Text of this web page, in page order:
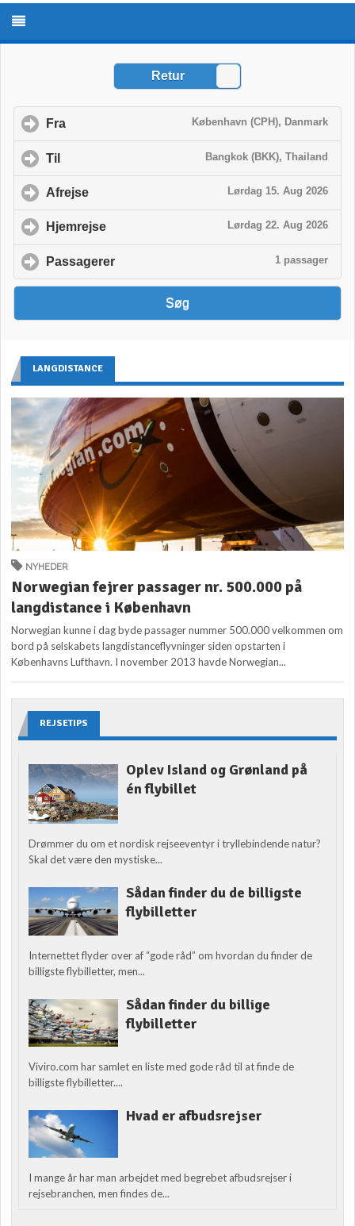
LANGDISTANCE
NYHEDER
Norwegian fejrer passager nr. 500.000 på
langdistance i København
Norwegian kunne i dag byde passager nummer 500.000 velkommen om
bord på selskabets langdistanceflyvninger siden opstarten i
Københavns Lufthavn. I november 2013 havde Norwegian...
REJSETIPS
Oplev Island og Grønland på
én flybillet
Drømmer du om et nordisk rejseeventyr i tryllebindende natur?
Skal det være den mystiske...
Sådan finder du de billigste
flybilletter
Internettet flyder over af “gode råd” om hvordan du finder de
billigste flybilletter, men...
Sådan finder du billige
flybilletter
Viviro.com har samlet en liste med gode råd til at finde de
billigste flybilletter....
Hvad er afbudsrejser
I mange år har man arbejdet med begrebet afbudsrejser i
rejsebranchen, men findes de...